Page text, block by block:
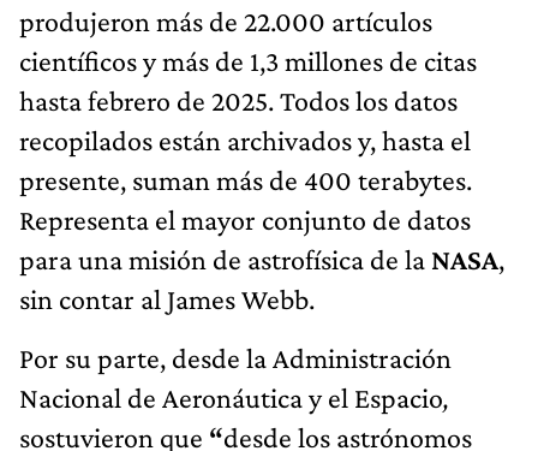
produjeron más de 22.000 artículos
científicos y más de 1,3 millones de citas
hasta febrero de 2025. Todos los datos
recopilados están archivados y, hasta el
presente, suman más de 400 terabytes.
Representa el mayor conjunto de datos
para una misión de astrofísica de la NASA,
sin contar al James Webb.
Por su parte, desde la Administración
Nacional de Aeronáutica y el Espacio,
sostuvieron que “desde los astrónomos